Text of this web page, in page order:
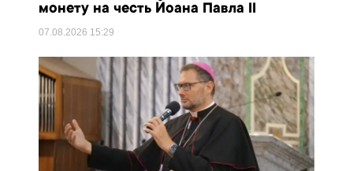
монету на честь Йоана Павла II
07.08.2026 15:29